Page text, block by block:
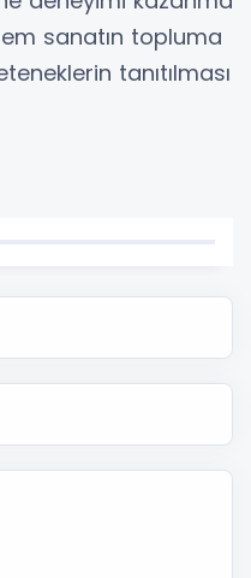
sanatın topluma
tanıtılması